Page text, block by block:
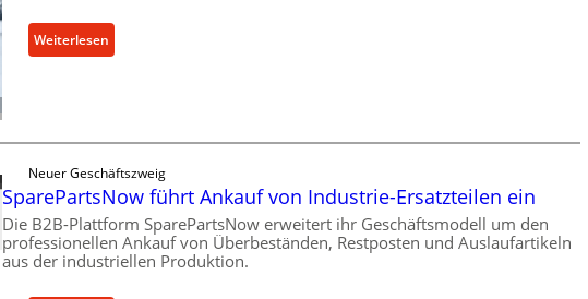
e
r
t
s
c
h
u
t
Weiterlesen:
C
o
e
n
t
w
Neuer Geschäftszweig
SparePartsNow führt Ankauf von Industrie-Ersatzteilen ein
Die B2B-Plattform SparePartsNow erweitert ihr Geschäftsmodell um den
professionellen Ankauf von Überbeständen, Restposten und Auslaufartikeln
aus der industriellen Produktion.